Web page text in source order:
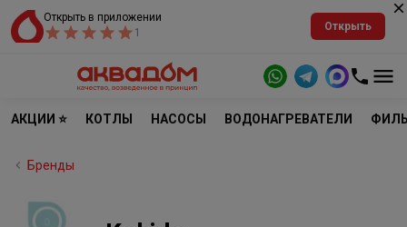
Открыть в приложении
1
Открыть
АКЦИИ ⭐ КОТЛЫ НАСОСЫ ВОДОНАГРЕВАТЕЛИ
Бренды